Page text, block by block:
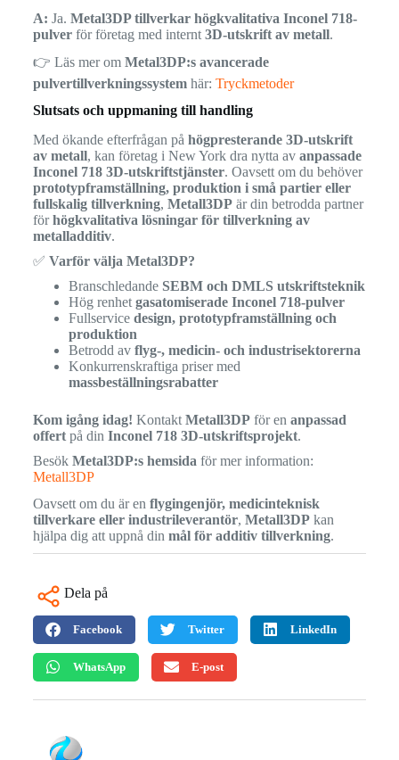
A: Ja. Metal3DP tillverkar högkvalitativa Inconel 718-
pulverför företag med internt 3D-utskrift av metall.
👉 Läs mer om Metal3DP:s avancerade
pulvertillverkningssystemhär: Tryckmetoder
Slutsats och uppmaning till handling
Med ökande efterfrågan på högpresterande 3D-utskrift
av metall, kan företag i New York dra nytta av anpassade
Inconel 718 3D-utskriftstjänster. Oavsett om du behöver
prototypframställning, produktion i små partier eller
fullskalig tillverkning, Metall3DPär din betrodda partner
förhögkvalitativa lösningar för tillverkning av
metalladditiv.
✅ Varför välja Metal3DP?
Branschledande SEBM och DMLS utskriftsteknik
Hög renhet gasatomiserade Inconel 718-pulver
Fullservice design, prototypframställning och
produktion
Betrodd av flyg-, medicin- och industrisektorerna
Konkurrenskraftiga priser med
massbeställningsrabatter
Kom igång idag! Kontakt Metall3DPför en anpassad
offertpå din Inconel 718 3D-utskriftsprojekt.
Besök Metal3DP:s hemsida för mer information:
Metall3DP
Oavsett om du är en flygingenjör, medicinteknisk
tillverkare eller industrileverantör, Metall3DPkan
hjälpa dig att uppnå din mål för additiv tillverkning.
Dela på
Facebook Twitter LinkedIn
WhatsApp E-post